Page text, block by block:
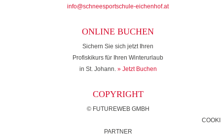
info@schneesportschule-eichenhof.at
ONLINE BUCHEN
Sichern Sie sich jetzt Ihren
Profiskikurs für Ihren Winterurlaub
in St. Johann. » Jetzt Buchen
COPYRIGHT
© FUTUREWEB GMBH
PARTNER